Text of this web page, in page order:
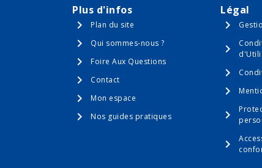
Plus d'infos
Plan du site
Qui sommes-nous ?
Foire Aux Questions
Contact
Mon espace
Nos guides pratiques
Légal